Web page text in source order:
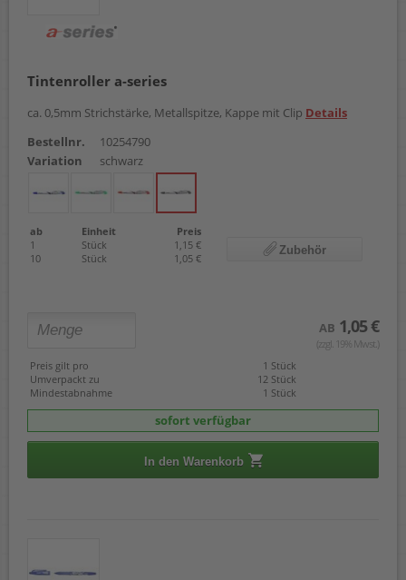
Tintenroller a-series
ca. 0,5mm Strichstärke, Metallspitze, Kappe mit Clip Details
Bestellnr.
10254790
Variation
schwarz
ab Einheit
Preis
1
Stück
1,15 €
10
Stück 1,05 €
Zubehör
AB 1,05 €
(zzgl. 19% Mwst.)
Preis gilt pro
1 Stück
Umverpackt zu
12 Stück
Mindestabnahme
1 Stück
sofort verfügbar
In den Warenkorb